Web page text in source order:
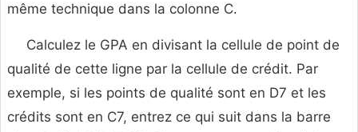
même technique dans la colonne C.
Calculez le GPA en divisant la cellule de point de
qualité de cette ligne par la cellule de crédit. Par
exemple, si les points de qualité sont en D7 et les
crédits sont en C7, entrez ce qui suit dans la barre